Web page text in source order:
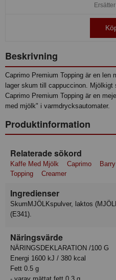
Beskrivning
Caprimo Premium Topping är en
lager skum till cappuccinon.
Caprimo Premium Topping är en
med mjölk" i varmdrycksautomater.
Produktinformation
Relaterade sökord
Kaffe Med Mjölk Caprimo
Topping
Creamer
Ingredienser
SkumMJÖLKspulver, laktos (MJÖLK), klumpförebyggande medel
(E341).
Näringsvärde
NÄRINGSDEKLARATION /100 G
Energi 1600 kJ / 380 kcal
Fett 0.5 g